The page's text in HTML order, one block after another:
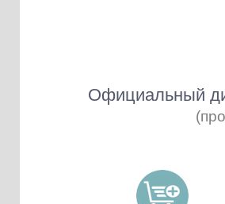
Официальный